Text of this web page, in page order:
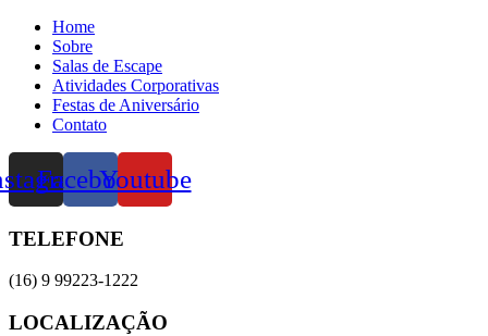
Home
Sobre
Salas de Escape
Atividades Corporativas
Festas de Aniversário
Contato
FacebookYoutube
TELEFONE
(16) 9 99223-1222
LOCALIZAÇÃO